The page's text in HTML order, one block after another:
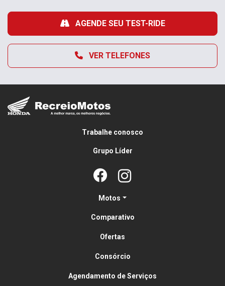
VER TELEFONES
AGENDE SEU TEST-RIDE
Trabalhe conosco
Grupo Líder
Motos
Comparativo
Ofertas
Consórcio
Agendamento de Serviços